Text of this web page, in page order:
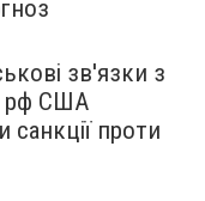
зв'язки з
рф США
санкції проти